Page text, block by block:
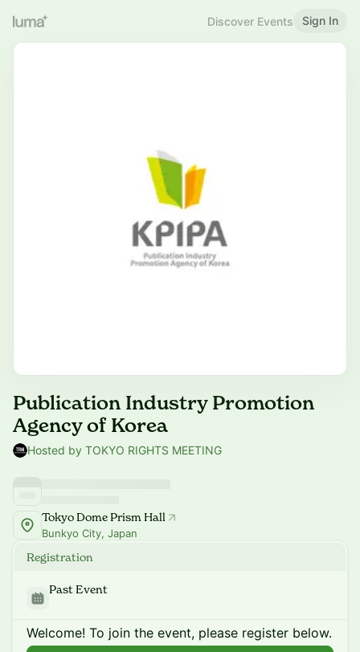
Discover Events Sign In
Publication Industry Promotion
Agency of Korea
Hosted by TOKYO RIGHTS MEETING
Tokyo Dome Prism Hall
Bunkyo City, Japan
Registration
Past Event
Welcome! To join the event, please register below.